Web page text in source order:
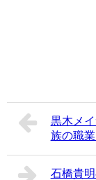
黒木メ
族の職
石橋貴